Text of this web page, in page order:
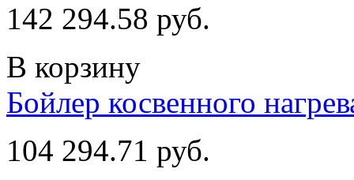
142 294.58 руб.
В корзину
Бойлер косвенного
104 294.71 руб.